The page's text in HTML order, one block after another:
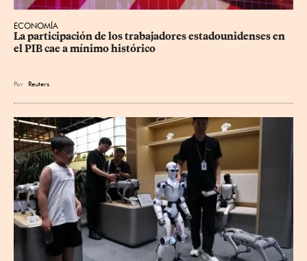
ECONOMÍA
La participación de los trabajadores estadounidenses en
el PIB cae a mínimo histórico
Por Reuters